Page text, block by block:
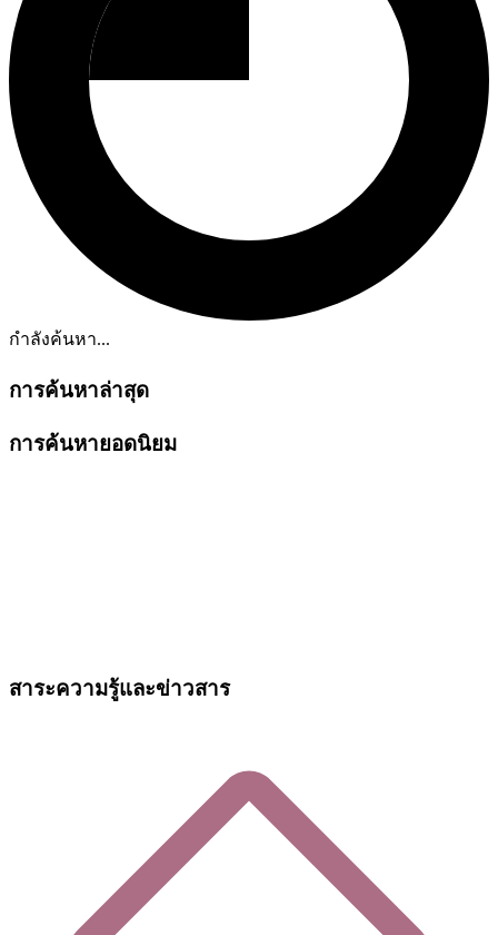
กำลังค้นหา...
การค้นหาล่าสุด
การค้นหายอดนิยม
สาระความรู้และข่าวสาร